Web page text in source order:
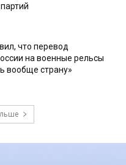
что перевод
на военные рельсы
вообще страну»